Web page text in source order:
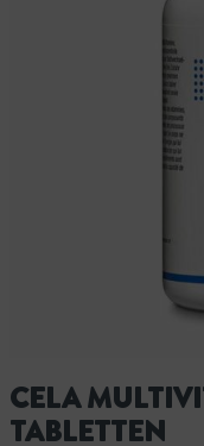
CELA
TABLETTEN